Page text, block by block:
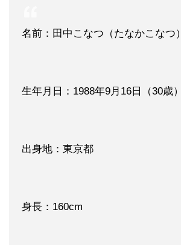
名前：田中こなつ（たなかこなつ）
生年月日：1988年9月16日（30歳）
出身地：東京都
身長：160cm